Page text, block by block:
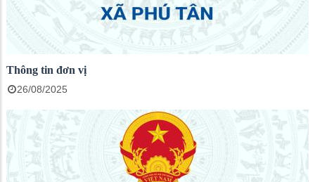
Thông tin đơn vị
26/08/2025